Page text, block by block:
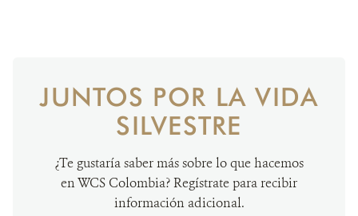
JUNTOS POR LA VIDA
SILVESTRE
¿Te gustaría saber más sobre lo que hacemos
en WCS Colombia? Regístrate para recibir
información adicional.